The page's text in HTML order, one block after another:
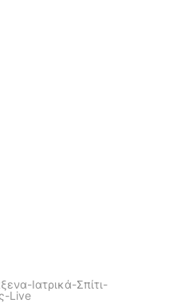
Ιατρικά-Σπίτι-
Live